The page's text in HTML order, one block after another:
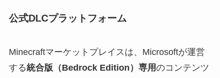
公式DLCプラットフォーム
Minecraftマーケットプレイスは、Microsoftが運営
する統合版（Bedrock Edition）専用のコンテンツ